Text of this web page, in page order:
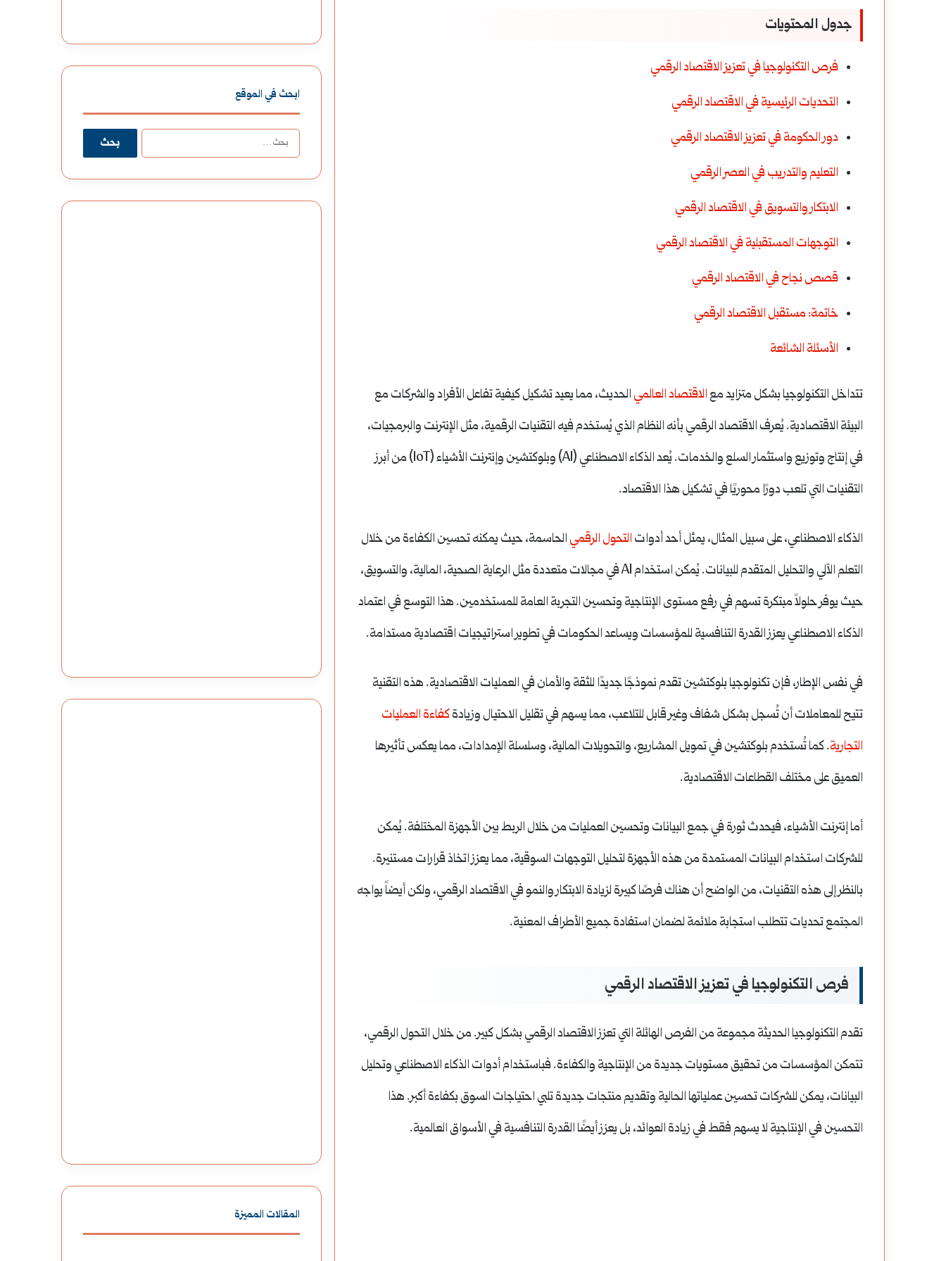
جدول المحتويات
فرص التكنولوجيا في تعزيز الاقتصاد الرقمي
التحديات الرئيسية في الاقتصاد الرقمي
دور الحكومة في تعزيز الاقتصاد الرقمي
التعليم والتدريب في العصر الرقمي
الابتكار والتسويق في الاقتصاد الرقمي
التوجهات المستقبلية في الاقتصاد الرقمي
قصص نجاح في الاقتصاد الرقمي
خاتمة: مستقبل الاقتصاد الرقمي
الأسئلة الشائعة
تتداخل التكنولوجيا بشكل متزايد مع الاقتصاد العالمي الحديث، مما يعيد تشكيل كيفية تفاعل الأفراد والشركات مع
البيئة الاقتصادية. يُعرف الاقتصاد الرقمي بأنه النظام الذي يُستخدم فيه التقنيات الرقمية، مثل الإنترنت والبرمجيات،
في إنتاج وتوزيع واستثمار السلع والخدمات. يُعد الذكاء الاصطناعي (AI) وبلوكتشين وإنترنت الأشياء (IoT) من أبرز
التقنيات التي تلعب دورًا محوريًا في تشكيل هذا الاقتصاد.
الذكاء الاصطناعي، على سبيل المثال، يمثل أحد أدوات التحول الرقمي الحاسمة، حيث يمكنه تحسين الكفاءة من خلال
التعلم الآلي والتحليل المتقدم للبيانات. يُمكن استخدام AI في مجالات متعددة مثل الرعاية الصحية، المالية، والتسويق،
حيث يوفر حلولاً مبتكرة تسهم في رفع مستوى الإنتاجية وتحسين التجربة العامة للمستخدمين. هذا التوسع في اعتماد
الذكاء الاصطناعي يعزز القدرة التنافسية للمؤسسات ويساعد الحكومات في تطوير استراتيجيات اقتصادية مستدامة.
في نفس الإطار، فإن تكنولوجيا بلوكتشين تقدم نموذجًا جديدًا للثقة والأمان في العمليات الاقتصادية. هذه التقنية
تتيح للمعاملات أن تُسجل بشكل شفاف وغير قابل للتلاعب، مما يسهم في تقليل الاحتيال وزيادةكفاءة العمليات
التجارية. كما تُستخدم بلوكتشين في تمويل المشاريع، والتحويلات المالية، وسلسلة الإمدادات، مما يعكس تأثيرها
العميق على مختلف القطاعات الاقتصادية.
أما إنترنت الأشياء، فيحدث ثورة في جمع البيانات وتحسين العمليات من خلال الربط بين الأجهزة المختلفة. يُمكن
للشركات استخدام البيانات المستمدة من هذه الأجهزة لتحليل التوجهات السوقية، مما يعزز اتخاذ قرارات مستنيرة.
بالنظر إلى هذه التقنيات، من الواضح أن هناك فرصًا كبيرة لزيادة الابتكار والنمو في الاقتصاد الرقمي، ولكن أيضاً يواجه
المجتمع تحديات تتطلب استجابة ملائمة لضمان استفادة جميع الأطراف المعنية.
فرص التكنولوجيا في تعزيز الاقتصاد الرقمي
تقدم التكنولوجيا الحديثة مجموعة من الفرص الهائلة التي تعزز الاقتصاد الرقمي بشكل كبير. من خلال التحول الرقمي،
تتمكن المؤسسات من تحقيق مستويات جديدة من الإنتاجية والكفاءة. فباستخدام أدوات الذكاء الاصطناعي وتحليل
البيانات، يمكن للشركات تحسين عملياتها الحالية وتقديم منتجات جديدة تلبي احتياجات السوق بكفاءة أكبر. هذا
التحسين في الإنتاجية لا يسهم فقط في زيادة العوائد، بل يعزز أيضًا القدرة التنافسية في الأسواق العالمية.
ابحث في الموقع
البحث
المقالات المميزة